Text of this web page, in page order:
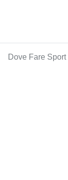
Dove Fare Sport